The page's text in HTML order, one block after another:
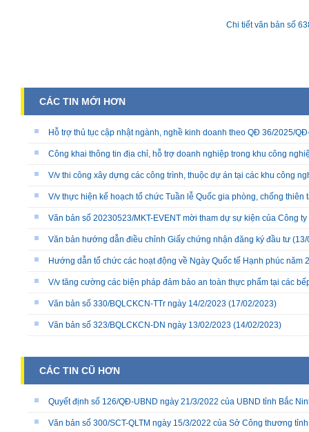
Chi tiết văn bản số
CÁC TIN MỚI HƠN
Hỗ trợ thủ tục cập nhật ngành, nghề kinh doanh theo QĐ 36/2025/
Công khai thông tin địa chỉ, hỗ trợ doanh nghiệp trong khu công
V/v thi công xây dựng các công trình, thuộc dự án tại các khu công
V/v thực hiện kế hoạch tổ chức Tuần lễ Quốc gia phòng, chống thiên
Văn bản số 20230523/MKT-EVENT mời tham dự sự kiện của Công
Văn bản hướng dẫn điều chỉnh Giấy chứng nhận đăng ký đầu tư (13/
Hướng dẫn tổ chức các hoạt động về Ngày Quốc tế Hạnh phúc năm
V/v tăng cường các biện pháp đảm bảo an toàn thực phẩm tại các
Văn bản số 330/BQLCKCN-TTr ngày 14/2/2023 (17/02/2023)
Văn bản số 323/BQLCKCN-DN ngày 13/02/2023 (14/02/2023)
CÁC TIN CŨ HƠN
Quyết định số 126/QĐ-UBND ngày 21/3/2022 của UBND tỉnh Bắc
Văn bản số 300/SCT-QLTM ngày 15/3/2022 của Sở Công thương